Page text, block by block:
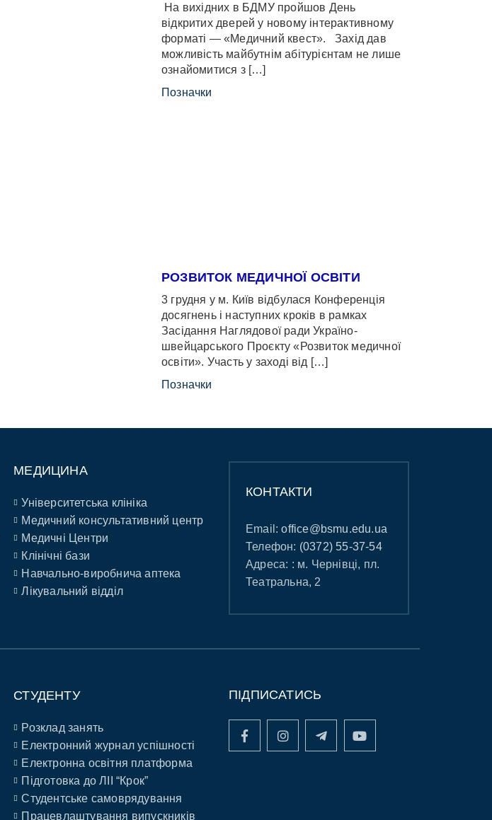
На вихідних в БДМУ пройшов День
відкритих дверей у новому інтерактивному
форматі — «Медичний квест». Захід дав
можливість майбутнім абітурієнтам не лише
ознайомитися з […]
Позначки
РОЗВИТОК МЕДИЧНОЇ ОСВІТИ
3 грудня у м. Київ відбулася Конференція
досягнень і наступних кроків в рамках
Засідання Наглядової ради Україно-
швейцарського Проєкту «Розвиток медичної
освіти». Участь у заході від […]
Позначки
МЕДИЦИНА
Університетська клініка
Медичний консультативний центр
Медичні Центри
Клінічні бази
Навчально-виробнича аптека
Лікувальний відділ
КОНТАКТИ
Email:office@bsmu.edu.ua
Телефон: (0372) 55-37-54
Адреса: : м. Чернівці, пл.
Театральна, 2
СТУДЕНТУ
Розклад занять
Електронний журнал успішності
Електронна освітня платформа
Підготовка до ЛІІ “Крок”
Студентське самоврядування
Працевлаштування випускників
ПІДПИСАТИСЬ